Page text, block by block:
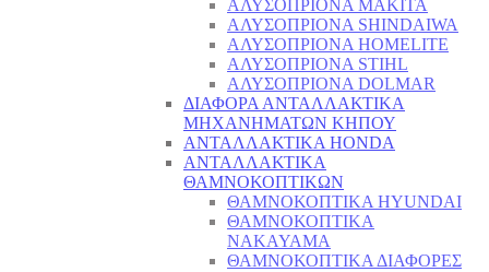
ΑΛΥΣΟΠΡΙΟΝΑ MAKITA
ΑΛΥΣΟΠΡΙΟΝΑ SHINDAIWA
ΑΛΥΣΟΠΡΙΟΝΑ HOMELITE
ΑΛΥΣΟΠΡΙΟΝΑ STIHL
ΑΛΥΣΟΠΡΙΟΝΑ DOLMAR
ΔΙΑΦΟΡΑ ΑΝΤΑΛΛΑΚΤΙΚΑ
ΜΗΧΑΝΗΜΑΤΩΝ ΚΗΠΟΥ
ΑΝΤΑΛΛΑΚΤΙΚΑ HONDA
ΑΝΤΑΛΛΑΚΤΙΚΑ
ΘΑΜΝΟΚΟΠΤΙΚΩΝ
ΘΑΜΝΟΚΟΠΤΙΚΑ HYUNDAI
ΘΑΜΝΟΚΟΠΤΙΚΑ
NAKAYAMA
ΘΑΜΝΟΚΟΠΤΙΚΑ ΔΙΑΦΟΡΕΣ